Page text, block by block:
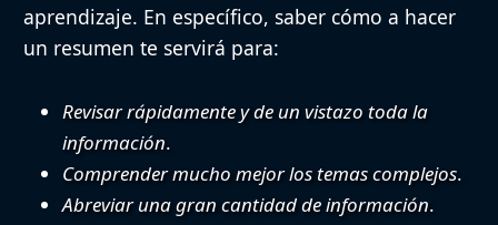
aprendizaje. En específico, saber cómo a hacer
un resumen te servirá para:
Revisar rápidamente y de un vistazo toda la
información.
Comprender mucho mejor los temas complejos.
Abreviar una gran cantidad de información.